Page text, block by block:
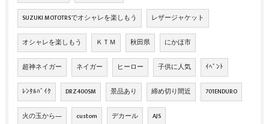
SUZUKI MOTOTRSでオシャレを楽しもう レザージャケット
オシャレを楽しもう ＫＴＭ 秋田県 にかほ市
超神ネイガー ネイガー ヒーロー 子供に人気 ｲﾍﾞﾝﾄ
ﾚﾝﾀﾙﾊﾞｲｸ DRZ400SM 景品あり 締め切り間近 701ENDURO
火の玉から― custom デカール AJS